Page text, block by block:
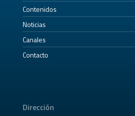
Contenidos
Noticias
Canales
Contacto
Dirección